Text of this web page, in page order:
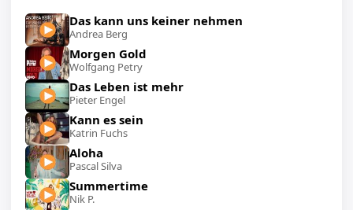
Das kann uns keiner nehmen
Andrea Berg
Morgen Gold
Wolfgang Petry
Das Leben ist mehr
Pieter Engel
Kann es sein
Katrin Fuchs
Aloha
Pascal Silva
Summertime
Nik P.